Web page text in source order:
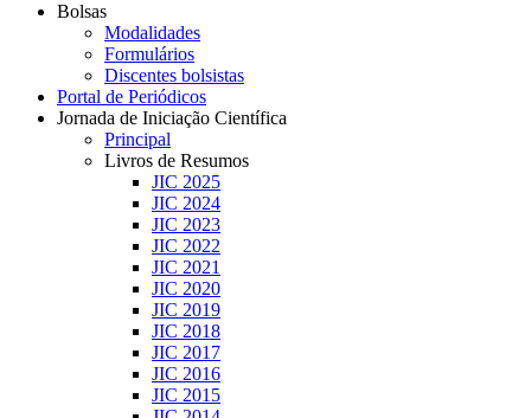
Bolsas
Modalidades
Formulários
Discentes bolsistas
Portal de Periódicos
Jornada de Iniciação Científica
Principal
Livros de Resumos
JIC 2025
JIC 2024
JIC 2023
JIC 2022
JIC 2021
JIC 2020
JIC 2019
JIC 2018
JIC 2017
JIC 2016
JIC 2015